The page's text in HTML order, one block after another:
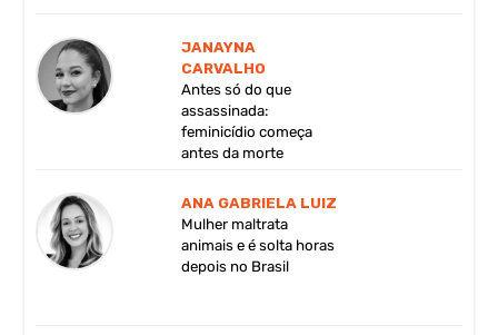
JANAYNA
CARVALHO
Antes só do que
assassinada:
feminicídio começa
antes da morte
ANA GABRIELA LUIZ
Mulher maltrata
animais e é solta horas
depois no Brasil